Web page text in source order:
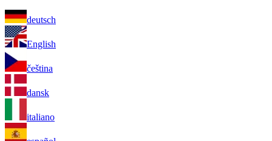
deutsch
English
čeština
dansk
italiano